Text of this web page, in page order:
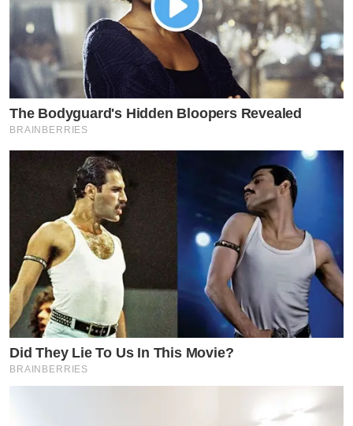
The Bodyguard's Hidden Bloopers Revealed
BRAINBERRIES
Did They Lie To Us In This Movie?
BRAINBERRIES